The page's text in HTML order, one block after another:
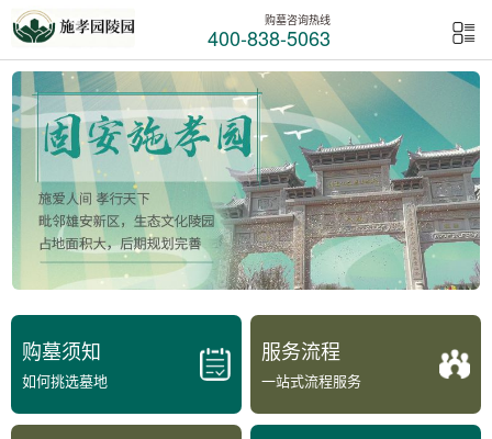
购墓咨询热线
400-838-5063
购墓须知
如何挑选墓地
服务流程
一站式流程服务